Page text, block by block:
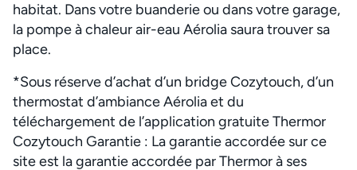
habitat. Dans votre buanderie ou dans votre garage,
la pompe à chaleur air-eau Aérolia saura trouver sa
place.
*Sous réserve d’achat d’un bridge Cozytouch, d’un
thermostat d’ambiance Aérolia et du
téléchargement de l’application gratuite Thermor
Cozytouch Garantie : La garantie accordée sur ce
site est la garantie accordée par Thermor à ses